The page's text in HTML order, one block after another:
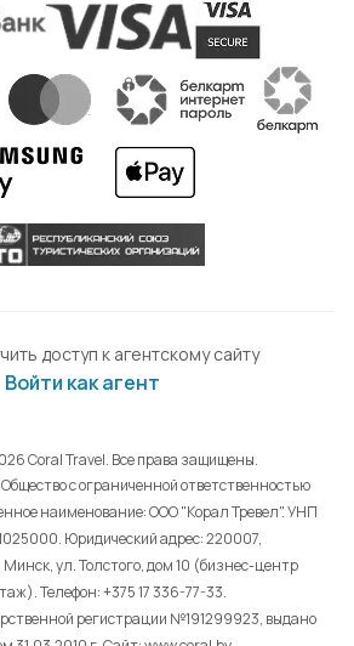
доступ к агентскому сайту
Войти как агент
Coral Travel. Все права защищены.
с ограниченной ответственностью
наименование: ООО "Корал Тревел". УНП
Юридический адрес: 220007,
Минск, ул. Толстого, дом 10 (бизнес-центр
Телефон: +375 17 336-77-33.
регистрации №191299923, выдано